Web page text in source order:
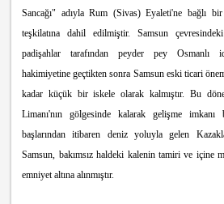
Sancağı" adıyla Rum (Sivas) Eyaleti'ne bağlı
teşkilatına dahil edilmiştir. Samsun
padişahlar tarafından peyder pey Osmanlı
hakimiyetine geçtikten sonra Samsun eski ticari
kadar küçük bir iskele olarak kalmıştır. Bu
Limanı'nın gölgesinde kalarak gelişme imkanı
başlarından itibaren deniz yoluyla gelen
Samsun, bakımsız haldeki kalenin tamiri ve içine
emniyet altına alınmıştır.